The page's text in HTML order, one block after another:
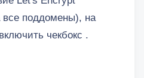
все поддомены), на
чекбокс .